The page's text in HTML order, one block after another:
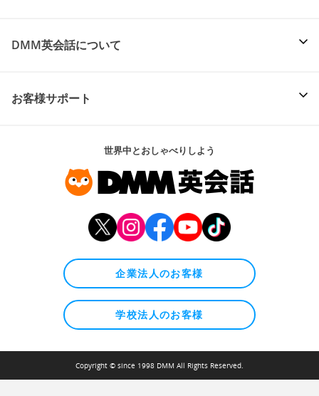
DMM英会話について
お客様サポート
世界中とおしゃべりしよう
企業法人のお客様
学校法人のお客様
Copyright © since 1998 DMM All Rights Reserved.